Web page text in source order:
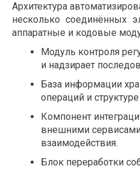
Архитектура
несколько соединённых
аппаратные и кодовые
Модуль контроля
и надзирает
База информации
операций и
Компонент
внешними
взаимодействия.
Блок переработки